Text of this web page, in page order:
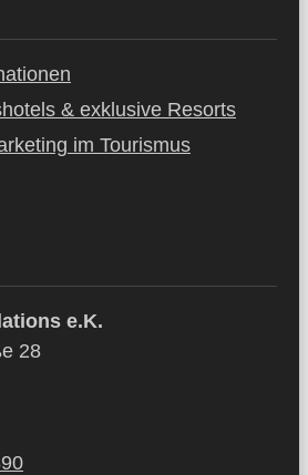
& exklusive Resorts
im Tourismus
e.K.
28